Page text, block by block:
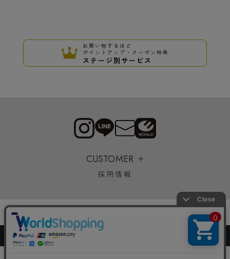
絞り込む
お買い物するほど
ポイントアップ・クーポン特典
ステージ別サービス
CUSTOMER
採用情報